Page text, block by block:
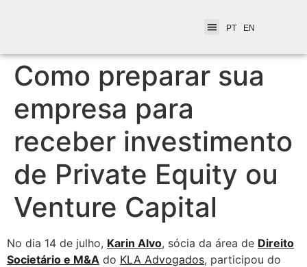
PT EN
Como preparar sua
empresa para
receber investimento
de Private Equity ou
Venture Capital
No dia 14 de julho, Karin Alvo, sócia da área de Direito
Societário e M&A do KLA Advogados, participou do